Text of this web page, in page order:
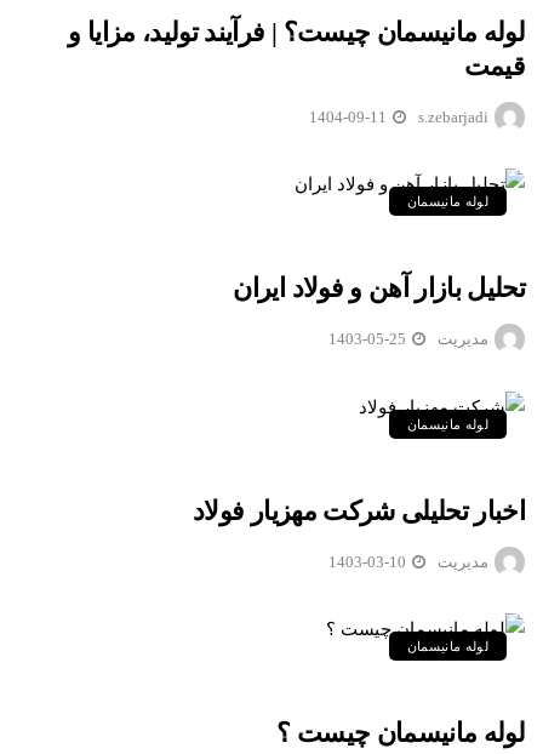
لوله مانیسمان چیست؟ | فرآیند تولید، مزایا و
قیمت
s.zebarjadi
1404-09-11
لوله مانیسمان
تحلیل بازار آهن و فولاد ایران
مدیریت 1403-05-25
لوله مانیسمان
اخبار تحلیلی شرکت مهزیار فولاد
مدیریت 1403-03-10
لوله مانیسمان
لوله مانیسمان چیست ؟